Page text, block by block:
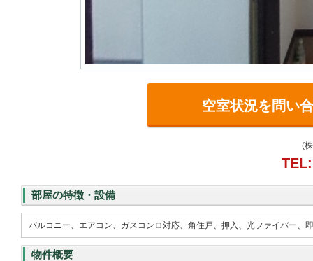
空室状況を問い
(
部屋の特徴・設備
バルコニー、エアコン、ガスコンロ対応、角住戸、押入、光ファイバー
物件概要